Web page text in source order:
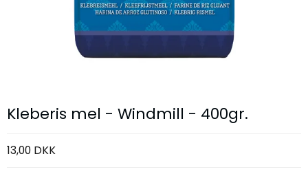
Kleberis mel - Windmill - 400gr.
13,00 DKK